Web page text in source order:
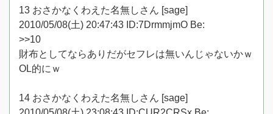
13 おさかなくわえた名無しさん [sage]
2010/05/08(土) 20:47:43 ID:7DrmmjmO Be:
>>10
財布としてならありだがセフレは無いんじゃないかｗ
OL的にｗ
14 おさかなくわえた名無しさん [sage]